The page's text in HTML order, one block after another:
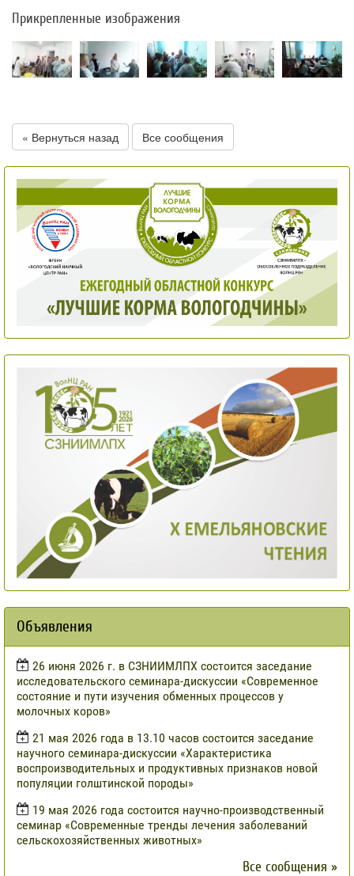
Прикрепленные изображения
« Вернуться назад Все сообщения
Объявления
​26 июня 2026 г. в СЗНИИМЛПХ состоится заседание
исследовательского семинара-дискуссии «Современное
состояние и пути изучения обменных процессов у
молочных коров»
21 мая 2026 года в 13.10 часов состоится заседание
научного семинара-дискуссии «Характеристика
воспроизводительных и продуктивных признаков новой
популяции голштинской породы»
19 мая 2026 года состоится научно-производственный
семинар «Современные тренды лечения заболеваний
сельскохозяйственных животных»
Все сообщения »